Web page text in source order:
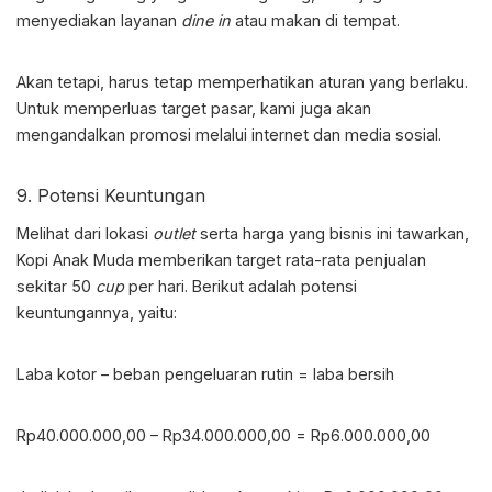
menyediakan layanan dine in atau makan di tempat.
Akan tetapi, harus tetap memperhatikan aturan yang berlaku.
Untuk memperluas target pasar, kami juga akan
mengandalkan promosi melalui internet dan media sosial.
9. Potensi Keuntungan
Melihat dari lokasi outletserta harga yang bisnis ini tawarkan,
Kopi Anak Muda memberikan target rata-rata penjualan
sekitar 50 cupper hari. Berikut adalah potensi
keuntungannya, yaitu:
Laba kotor – beban pengeluaran rutin = laba bersih
Rp40.000.000,00 – Rp34.000.000,00 = Rp6.000.000,00